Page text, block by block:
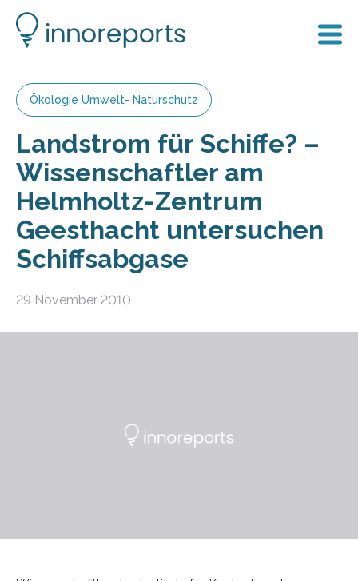
Ökologie Umwelt- Naturschutz
Landstrom für Schiffe? –
Wissenschaftler am
Helmholtz-Zentrum
Geesthacht untersuchen
Schiffsabgase
29 November 2010